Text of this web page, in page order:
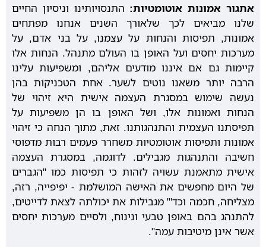
אתגור אמונות אוטומטיות: התנסויותינו וניסיון החיים
שלנו מביאים לכך שלאורך השנים אנחנו מפתחים
אמונות, תפיסות והנחות על עצמנו, על בני אדם, על
מערכות יחסים ועל האופן בו העולם מתנהל. הנחות אלו
קיימות גם אם איננו מודעים אליהם, ומשפיעות עלינו
הרבה יותר משאנו נוטים לשער. אחת הטכניקות בהן
נעשה שימוש במסגרת העצמה אישית היא זיהוי של
הנחות ואמונות אלו, ושל האופן בו הן משפיעות על
תפיסתנו העצמית והתנהגותנו. זאת, מתוך הנחה כי זיהוי
אמונות ותפיסות אוטומטיות משחרר פעמים רבות מדפוסי
חשיבה והתנהגות מגבילים. לדוגמה, במסגרת העצמה
אישית מתאמנת עשויה לזהות כי תפיסות כמו "הגברים
של היום מחפשים את האישה המושלמת - יפיפייה, רזה,
מצליחה, חכמה וכד'" מגבילות את יכולתה לצאת לדייטים,
להתנהג בהם באופן טבעי ונינוח, ולסיים מערכות יחסים
אשר אינן מיטיבות עמה".